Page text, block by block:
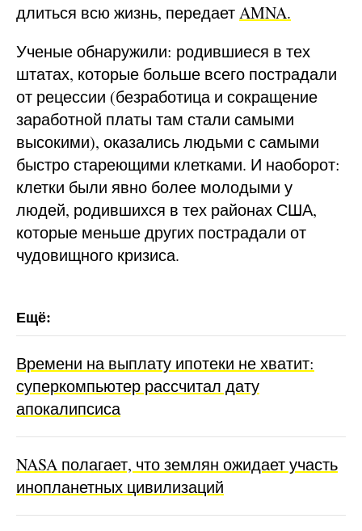
длиться всю жизнь, передаетAMNA.
Ученые обнаружили: родившиеся в тех
штатах, которые больше всего пострадали
от рецессии (безработица и сокращение
заработной платы там стали самыми
высокими), оказались людьми с самыми
быстро стареющими клетками. И наоборот:
клетки были явно более молодыми у
людей, родившихся в тех районах США,
которые меньше других пострадали от
чудовищного кризиса.
Времени на выплату ипотеки не хватит:
суперкомпьютер рассчитал дату
апокалипсиса
NASA полагает, что землян ожидает участь
инопланетных цивилизаций